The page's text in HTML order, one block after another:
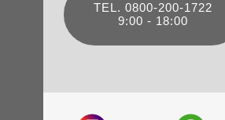
TEL. 0800-200-1722
9:00 - 18:00